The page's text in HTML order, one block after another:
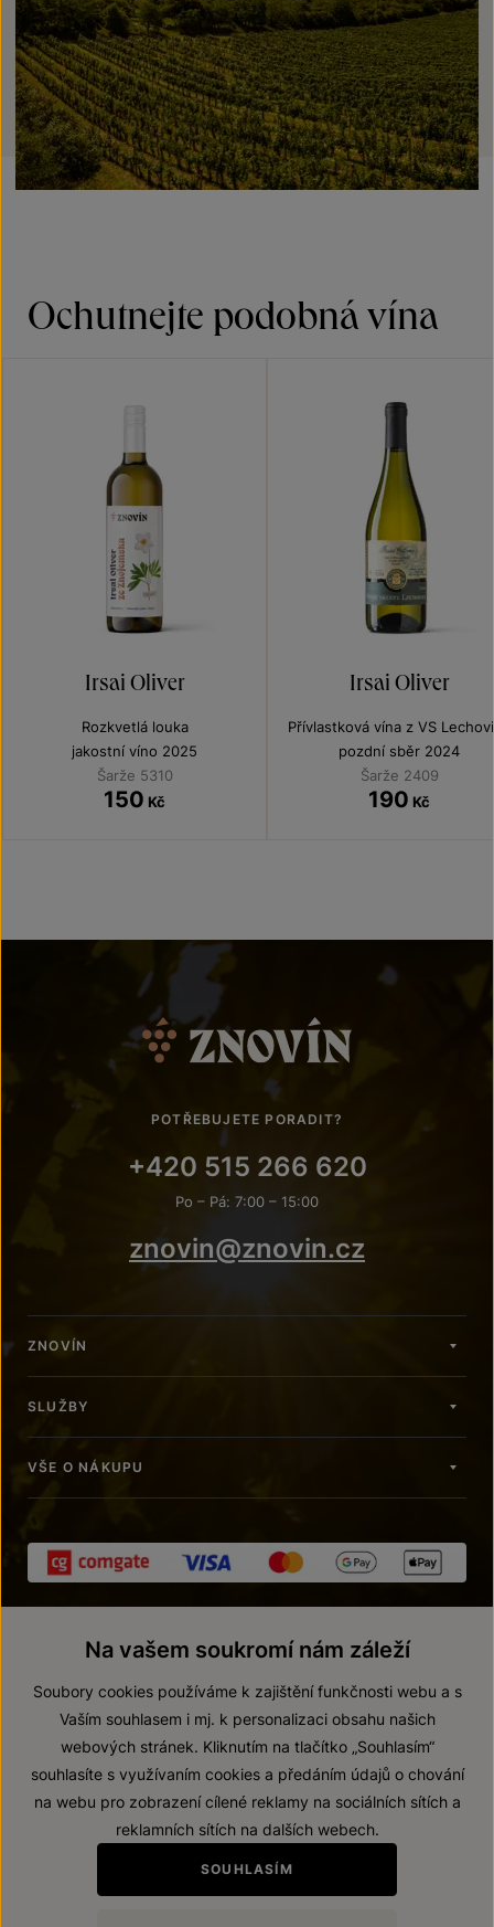
Ochutnejte podobná vína
Irsai Oliver
Rozkvetlá louka
jakostní víno 2025
Šarže 5310
150 Kč
Irsai Oliver
Přívlastková vína z VS
pozdní sběr 2024
Šarže 2409
190 Kč
POTŘEBUJETE PORADIT?
+420 515 266 620
Po – Pá: 7:00 – 15:00
znovin@znovin.cz
ZNOVÍN
SLUŽBY
VŠE O NÁKUPU
© 2026 ZNOVÍN ZNOJMO, a. s.
Prohlášení o přístupnosti
Zákaz prodeje alkoholických nápojů osobám mladším 18 let.
Na vašem soukromí nám záleží
Soubory cookies používáme k zajištění funkčnosti webu a s
Vaším souhlasem i mj. k personalizaci obsahu našich
webových stránek. Kliknutím na tlačítko „Souhlasím“
souhlasíte s využívaním cookies a předáním údajů o chování
na webu pro zobrazení cílené reklamy na sociálních sítích a
reklamních sítích na dalších webech.
SOUHLASÍM